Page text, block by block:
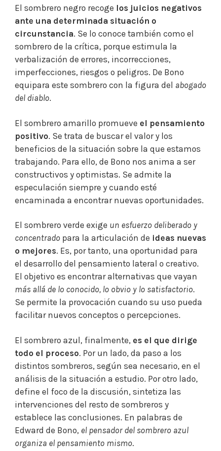
El sombrero negro recoge los juicios negativos
ante una determinada situación o
circunstancia. Se lo conoce también como el
sombrero de la crítica, porque estimula la
verbalización de errores, incorrecciones,
imperfecciones, riesgos o peligros. De Bono
equipara este sombrero con la figura del abogado
del diablo.
El sombrero amarillo promueve el pensamiento
positivo. Se trata de buscar el valor y los
beneficios de la situación sobre la que estamos
trabajando. Para ello, de Bono nos anima a ser
constructivos y optimistas. Se admite la
especulación siempre y cuando esté
encaminada a encontrar nuevas oportunidades.
El sombrero verde exige un esfuerzo deliberado y
concentrado para la articulación de ideas nuevas
o mejores. Es, por tanto, una oportunidad para
el desarrollo del pensamiento lateral o creativo.
El objetivo es encontrar alternativas que vayan
más allá de lo conocido, lo obvio y lo satisfactorio.
Se permite la provocación cuando su uso pueda
facilitar nuevos conceptos o percepciones.
El sombrero azul, finalmente, es el que dirige
todo el proceso. Por un lado, da paso a los
distintos sombreros, según sea necesario, en el
análisis de la situación a estudio. Por otro lado,
define el foco de la discusión, sintetiza las
intervenciones del resto de sombreros y
establece las conclusiones. En palabras de
Edward de Bono, el pensador del sombrero azul
organiza el pensamiento mismo.